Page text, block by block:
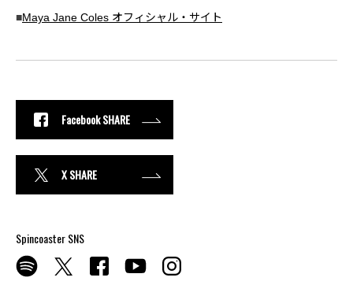
■Maya Jane Coles オフィシャル・サイト
Facebook SHARE
X SHARE
Spincoaster SNS